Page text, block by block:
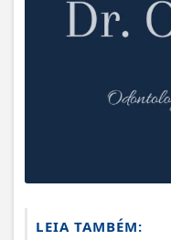
LEIA TAMBÉM: